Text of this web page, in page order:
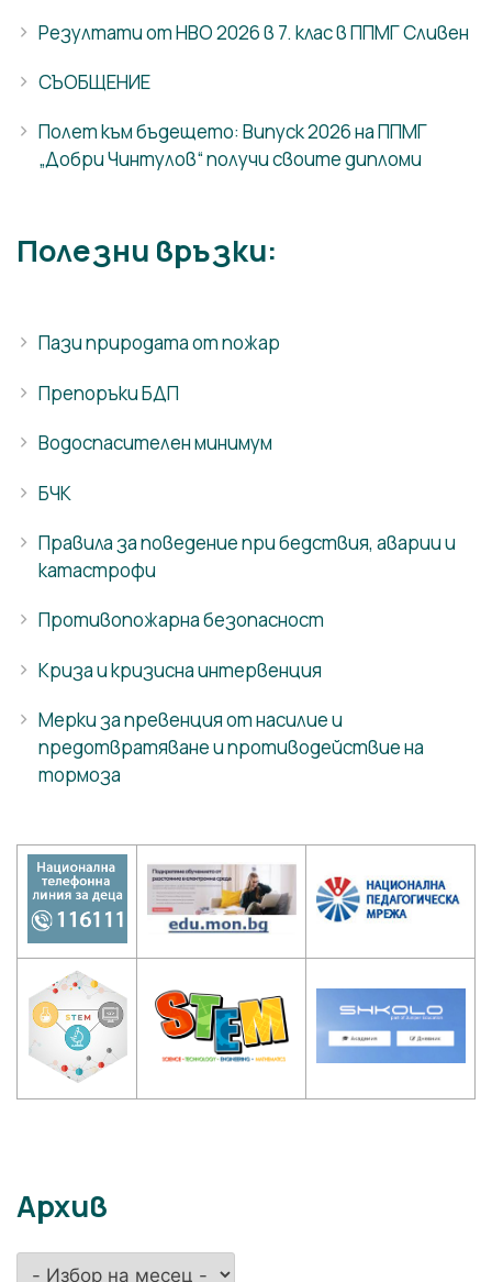
Резултати от НВО 2026 в 7. клас в ППМГ Сливен
СЪОБЩЕНИЕ
Полет към бъдещето: Випуск 2026 на ППМГ
„Добри Чинтулов“ получи своите дипломи
Полезни връзки:
Пази природата от пожар
Препоръки БДП
Водоспасителен минимум
БЧК
Правила за поведение при бедствия, аварии и
катастрофи
Противопожарна безопасност
Криза и кризисна интервенция
Мерки за превенция от насилие и
предотвратяване и противодействие на
тормоза
Архив
Архив